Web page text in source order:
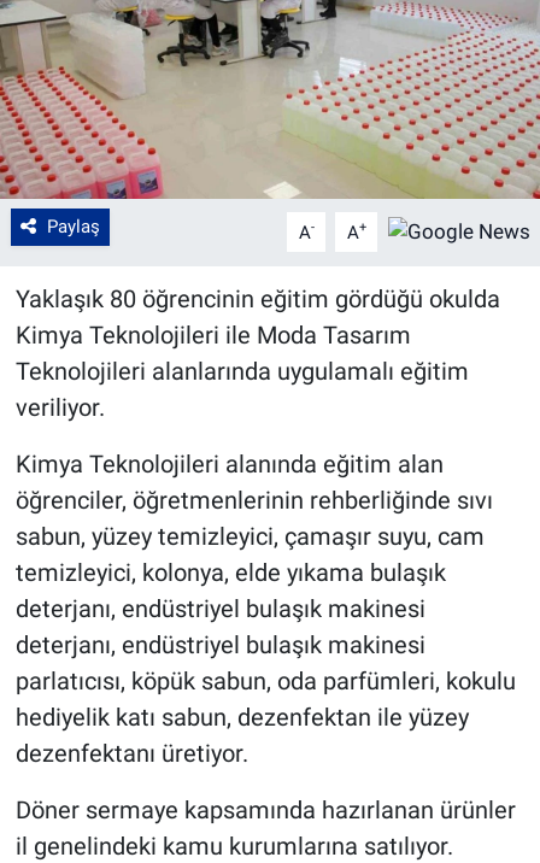
Paylaş A- A+
Yaklaşık 80 öğrencinin eğitim gördüğü okulda
Kimya Teknolojileri ile Moda Tasarım
Teknolojileri alanlarında uygulamalı eğitim
veriliyor.
Kimya Teknolojileri alanında eğitim alan
öğrenciler, öğretmenlerinin rehberliğinde sıvı
sabun, yüzey temizleyici, çamaşır suyu, cam
temizleyici, kolonya, elde yıkama bulaşık
deterjanı, endüstriyel bulaşık makinesi
deterjanı, endüstriyel bulaşık makinesi
parlatıcısı, köpük sabun, oda parfümleri, kokulu
hediyelik katı sabun, dezenfektan ile yüzey
dezenfektanı üretiyor.
Döner sermaye kapsamında hazırlanan ürünler
il genelindeki kamu kurumlarına satılıyor.